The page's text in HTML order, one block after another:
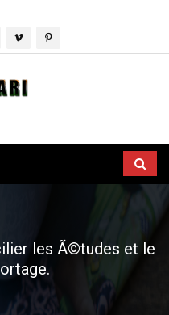
les Ã©tudes et le